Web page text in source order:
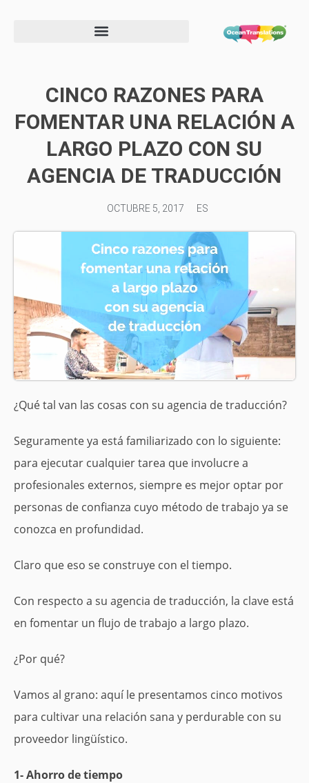
CINCO RAZONES PARA
FOMENTAR UNA RELACIÓN A
LARGO PLAZO CON SU
AGENCIA DE TRADUCCIÓN
OCTUBRE 5, 2017 ES
¿Qué tal van las cosas con su agencia de traducción?
Seguramente ya está familiarizado con lo siguiente:
para ejecutar cualquier tarea que involucre a
profesionales externos, siempre es mejor optar por
personas de confianza cuyo método de trabajo ya se
conozca en profundidad.
Claro que eso se construye con el tiempo.
Con respecto a su agencia de traducción, la clave está
en fomentar un flujo de trabajo a largo plazo.
¿Por qué?
Vamos al grano: aquí le presentamos cinco motivos
para cultivar una relación sana y perdurable con su
proveedor lingüístico.
1- Ahorro de tiempo